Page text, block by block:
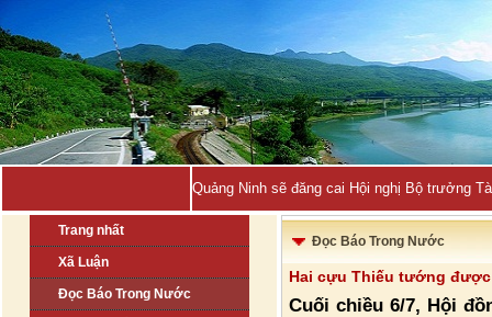
Quảng Ninh sẽ đăng cai Hội nghị Bộ trưởng
Trang nhất
Xã Luận
Đọc Báo Trong Nước
Đọc Báo Trong Nước
Hai cựu Thiếu tướng
Cuối chiều 6/7, Hội